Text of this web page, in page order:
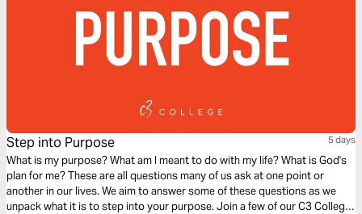
Step into Purpose 5 days
What is my purpose? What am I meant to do with my life? What is God's
plan for me? These are all questions many of us ask at one point or
another in our lives. We aim to answer some of these questions as we
unpack what it is to step into your purpose. Join a few of our C3 College